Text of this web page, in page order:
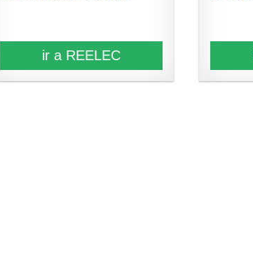
ir a REELEC